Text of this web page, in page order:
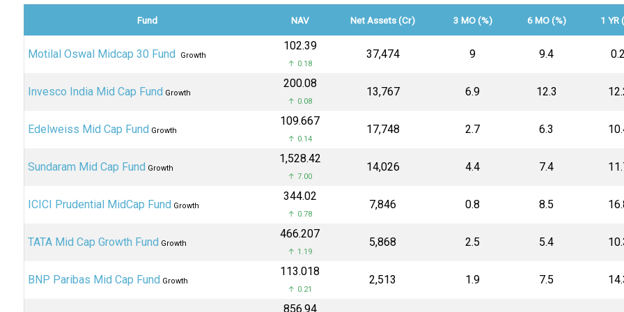
Fund NAV Net Assets (Cr) 3 MO (%) 6 MO (%) 1 YR
Motilal Oswal Midcap 30 Fund Growth
₹102.39
↑ 0.18
₹37,474 9 9.4 0.2
Invesco India Mid Cap Fund Growth
₹200.08
↑ 0.08
₹13,767 6.9 12.3
Edelweiss Mid Cap Fund Growth
₹109.667
↑ 0.14
₹17,748 2.7 6.3
Sundaram Mid Cap Fund Growth
₹1,528.42
↑ 7.00
₹14,026 4.4 7.4
ICICI Prudential MidCap Fund Growth
₹344.02
↑ 0.78
₹7,846 0.8 8.5
TATA Mid Cap Growth Fund Growth
₹466.207
↑ 1.19
₹5,868 2.5 5.4
BNP Paribas Mid Cap Fund Growth
₹113.018
↑ 0.21
₹2,513 1.9 7.5
₹856.94